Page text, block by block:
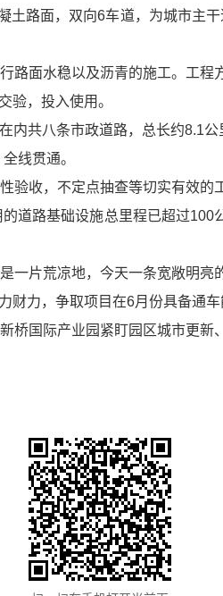
土路面，双向6车道，为城市主
路面水稳以及沥青的施工。工
验，投入使用。
内共八条市政道路，总长约8.1
线贯通。
验收，不定点抽查等切实有效
道路基础设施总里程已超过
一片荒凉地，今天一条宽敞明
财力，争取项目在6月份具备通车
国际产业园紧盯园区城市更新